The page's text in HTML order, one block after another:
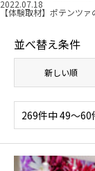
2022.07.18
【体験取材】ポテンツ
並べ替え条件
新しい順
269件中 49〜60